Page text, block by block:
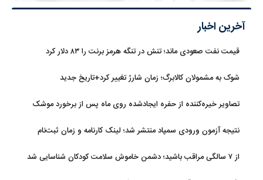
آخرین اخبار
قیمت نفت صعودی ماند؛ تنش در تنگه هرمز برنت را ۸۳ دلار کرد
شوک به مشمولان کالابرگ؛ زمان شارژ تغییر کرد+تاریخ جدید
تصاویر خیره‌کننده از حفره ایجادشده روی ماه پس از برخورد موشک
نتیجه آزمون ورودی سمپاد منتشر شد؛ لینک کارنامه و زمان ثبت‌نام
از ۷ سالگی مراقب باشید؛ دشمن خاموش سلامت کودکان شناسایی شد